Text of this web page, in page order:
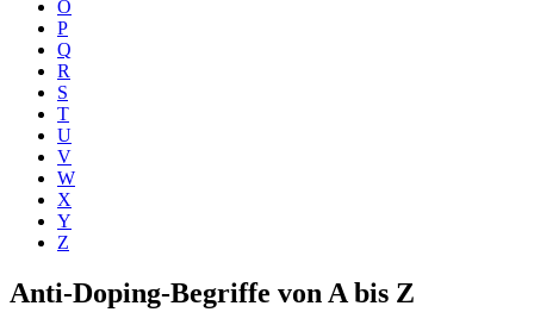
O
P
Q
R
S
T
U
V
W
X
Y
Z
Anti-Doping-Begriffe von A bis Z